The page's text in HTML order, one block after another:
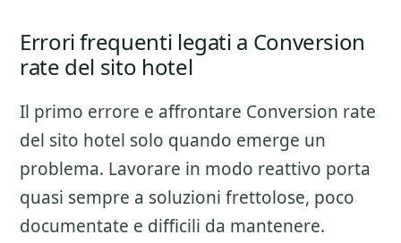
Errori frequenti legati a Conversion
rate del sito hotel
Il primo errore e affrontare Conversion rate
del sito hotel solo quando emerge un
problema. Lavorare in modo reattivo porta
quasi sempre a soluzioni frettolose, poco
documentate e difficili da mantenere.